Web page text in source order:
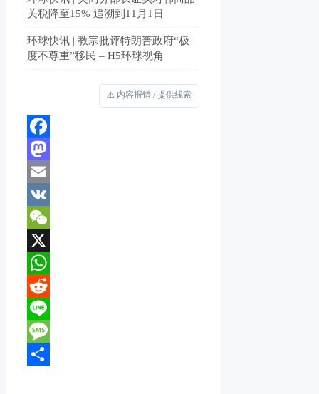
关税降至15% 追溯到11月1日
环球快讯 | 教宗批评特朗普政府“极
度不尊重”移民 – H5环球视角
⚠️ 内容报错 / 提供线索
Facebook
Mastodon
Email
VK
WeChat
X
WhatsApp
Reddit
Line
Message